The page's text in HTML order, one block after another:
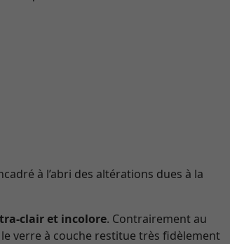
à l’abri des altérations dues à la
clair et incolore. Contrairement au
verre à couche restitue très fidèlement